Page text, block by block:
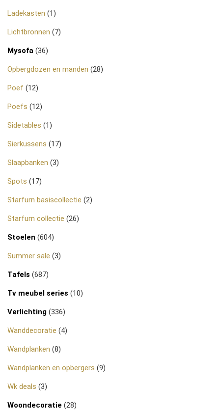
Ladekasten (1)
Lichtbronnen (7)
Mysofa (36)
Opbergdozen en manden (28)
Poef (12)
Poefs (12)
Sidetables (1)
Sierkussens (17)
Slaapbanken (3)
Spots (17)
Starfurn basiscollectie (2)
Starfurn collectie (26)
Stoelen (604)
Summer sale (3)
Tafels (687)
Tv meubel series (10)
Verlichting (336)
Wanddecoratie (4)
Wandplanken (8)
Wandplanken en opbergers (9)
Wk deals (3)
Woondecoratie (28)